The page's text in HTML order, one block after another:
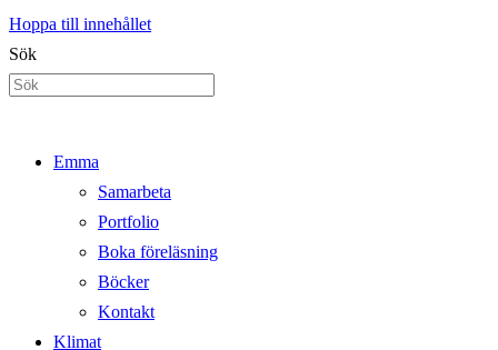
Hoppa till innehållet
Sök
Emma
Samarbeta
Portfolio
Boka föreläsning
Böcker
Kontakt
Klimat